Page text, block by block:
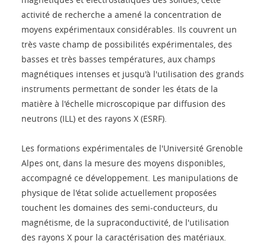
activité de recherche a amené la concentration de
moyens expérimentaux considérables. Ils couvrent un
très vaste champ de possibilités expérimentales, des
basses et très basses températures, aux champs
magnétiques intenses et jusqu'à l'utilisation des grands
instruments permettant de sonder les états de la
matière à l'échelle microscopique par diffusion des
neutrons (ILL) et des rayons X (ESRF).
Les formations expérimentales de l'Université Grenoble
Alpes ont, dans la mesure des moyens disponibles,
accompagné ce développement. Les manipulations de
physique de l'état solide actuellement proposées
touchent les domaines des semi-conducteurs, du
magnétisme, de la supraconductivité, de l'utilisation
des rayons X pour la caractérisation des matériaux.